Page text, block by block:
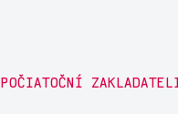
POČIATOČNÍ